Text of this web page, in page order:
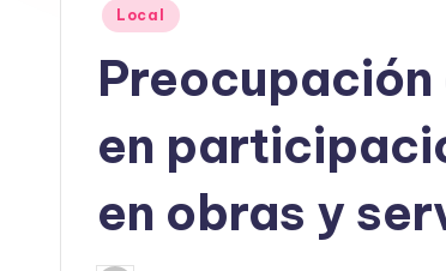
mPublicado
Local
en
en obras y